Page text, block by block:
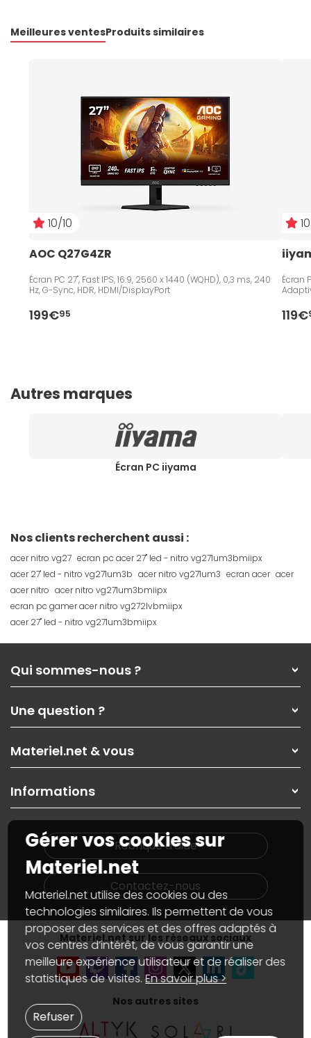
Meilleures ventesProduits similaires
10/10
AOC Q27G4ZR
Écran PC 27", Fast IPS, 16:9, 2560 x 1440 (WQHD), 0,3 ms, 240
Hz, G-Sync, HDR, HDMI/DisplayPort
199€95
Écran PC 23.8", Fast IPS,
119€
Autres marques
Écran PC iiyama
Nos clients recherchent aussi :
acer nitro vg27 ecran pc acer 27" led - nitro vg271um3bmiipx
acer 27' led - nitro vg271um3b acer nitro vg271um3 ecran acer acer
acer nitro acer nitro vg271um3bmiipx
ecran pc gamer acer nitro vg272lvbmiipx
acer 27" led - nitro vg271um3bmiipx
Qui sommes-nous ?
Nos services
Les magasins Materiel.net
Nos solutions pour les pros
Contactez-nous
Une question ?
Paiement, livraison
Garanties,Pack Zen
SAV, demander un retour
Informations
Materiel.net & vous
On rachète votre carte graphique
PC sur mesure : Votre RDV personnalisé
Notre démarche écologique
Materiel.net recrute
Notre programme d'affiliation
Partenariat & Sponsoring
Informations
Plan du site
Nos marques
Conditions générales de vente
Marketplace
Informations légales
Données personnelles etcookies
Gérer vos cookies
Accessibilité : non conforme
Rubrique d'aide
Contactez-nous
Materiel.net sur les réseaux sociaux
Nos autres sites
Gérer vos cookies sur
Materiel.net
Materiel.net utilise des cookies ou des
technologies similaires. Ils permettent de vous
proposer des services et des offres adaptés à
vos centres d’intérêt, de vous garantir une
meilleure expérience utilisateur et de réaliser des
statistiques de visites.En savoir plus >
Refuser